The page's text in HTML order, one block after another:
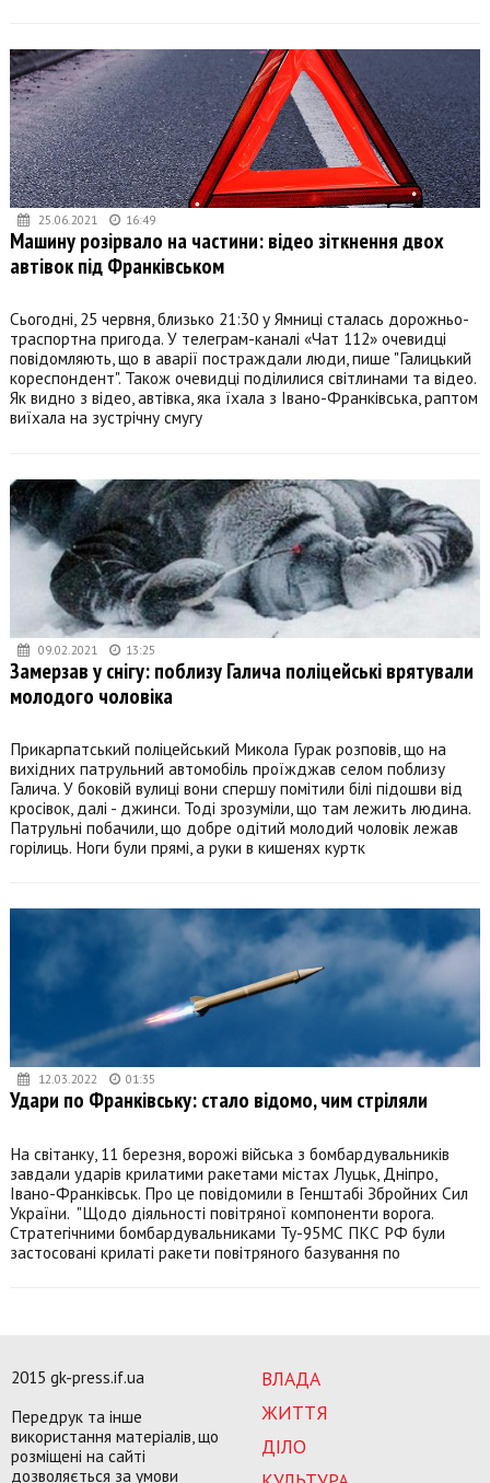
25.06.2021 16:49
Машину розірвало на частини: відео зіткнення двох
автівок під Франківськом
Сьогодні, 25 червня, близько 21:30 у Ямниці сталась дорожньо-
траспортна пригода. У телеграм-каналі «Чат 112» очевидці
повідомляють, що в аварії постраждали люди, пише "Галицький
кореспондент". Також очевидці поділилися світлинами та відео.
Як видно з відео, автівка, яка їхала з Івано-Франківська, раптом
виїхала на зустрічну смугу
09.02.2021 13:25
Замерзав у снігу: поблизу Галича поліцейські врятували
молодого чоловіка
Прикарпатський поліцейський Микола Гурак розповів, що на
вихідних патрульний автомобіль проїжджав селом поблизу
Галича. У боковій вулиці вони спершу помітили білі підошви від
кросівок, далі - джинси. Тоді зрозуміли, що там лежить людина.
Патрульні побачили, що добре одітий молодий чоловік лежав
горілиць. Ноги були прямі, а руки в кишенях куртк
12.03.2022 01:35
Удари по Франківську: стало відомо, чим стріляли
На світанку, 11 березня, ворожі війська з бомбардувальників
завдали ударів крилатими ракетами містах Луцьк, Дніпро,
Івано-Франківськ. Про це повідомили в Генштабі Збройних Сил
України. "Щодо діяльності повітряної компоненти ворога.
Стратегічними бомбардувальниками Ту-95МС ПКС РФ були
застосовані крилаті ракети повітряного базування по
ВЛАДА
ЖИТТЯ
ДІЛО
2015 gk-press.if.ua
Передрук та інше
використання матеріалів, що
розміщені на сайті
дозволяється за умови